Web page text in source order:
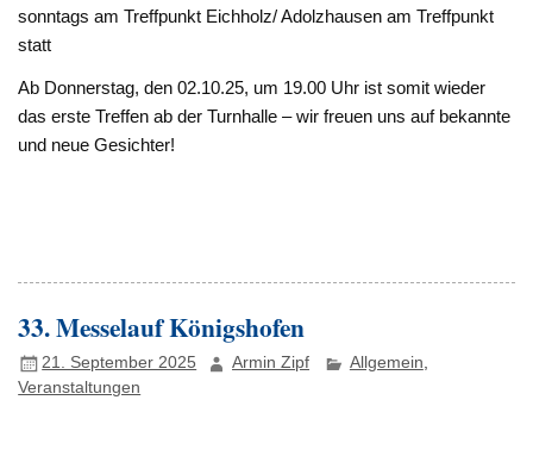
sonntags am Treffpunkt Eichholz/ Adolzhausen am Treffpunkt
statt
Ab Donnerstag, den 02.10.25, um 19.00 Uhr ist somit wieder
das erste Treffen ab der Turnhalle – wir freuen uns auf bekannte
und neue Gesichter!
33. Messelauf Königshofen
21. September 2025 Armin Zipf Allgemein,
Veranstaltungen